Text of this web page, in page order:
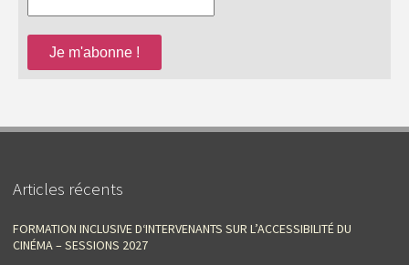
Articles récents
FORMATION INCLUSIVE D‘INTERVENANTS SUR L’ACCESSIBILITÉ DU
CINÉMA – SESSIONS 2027